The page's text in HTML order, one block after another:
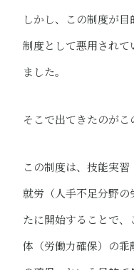
しかし、この制度が
制度として悪用され
ました。
そこで出てきたのがこ
この制度は、技能実
就労（人手不足分野
たに開始することで
体（労働力確保）の乖